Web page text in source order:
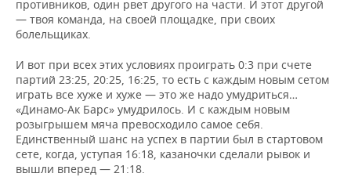
противников, один рвет другого на части. И этот другой
— твоя команда, на своей площадке, при своих
болельщиках.
И вот при всех этих условиях проиграть 0:3 при счете
партий 23:25, 20:25, 16:25, то есть с каждым новым сетом
играть все хуже и хуже — это же надо умудриться…
«Динамо-Ак Барс» умудрилось. И с каждым новым
розыгрышем мяча превосходило самое себя.
Единственный шанс на успех в партии был в стартовом
сете, когда, уступая 16:18, казаночки сделали рывок и
вышли вперед — 21:18.